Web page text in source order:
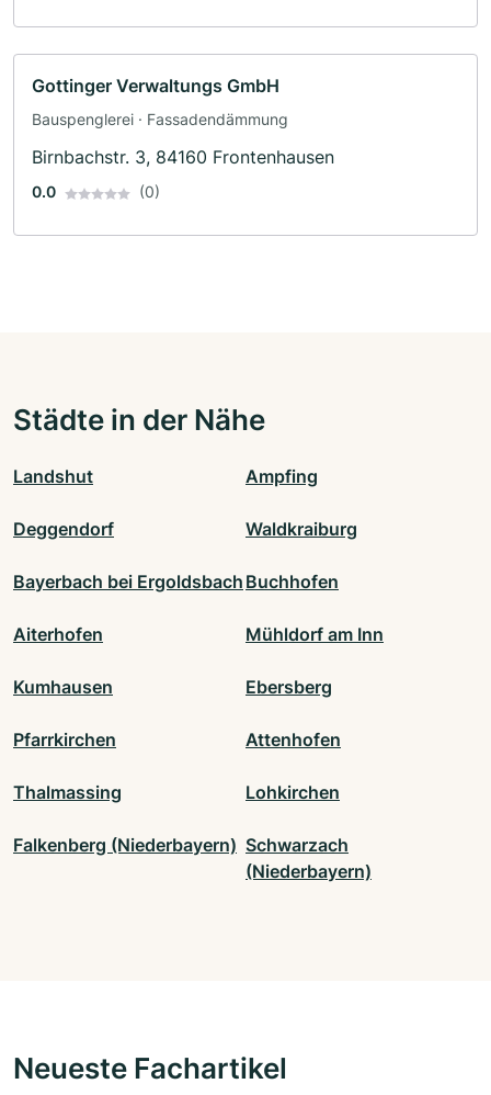
Gottinger Verwaltungs GmbH
Bauspenglerei · Fassadendämmung
Birnbachstr. 3, 84160 Frontenhausen
0.0 (0)
Städte in der Nähe
Landshut Ampfing
Deggendorf Waldkraiburg
Bayerbach bei Ergoldsbach Buchhofen
Aiterhofen Mühldorf am Inn
Kumhausen Ebersberg
Pfarrkirchen Attenhofen
Thalmassing Lohkirchen
Falkenberg (Niederbayern) Schwarzach
(Niederbayern)
Neueste Fachartikel